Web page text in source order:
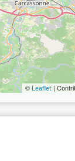
© Leaflet |